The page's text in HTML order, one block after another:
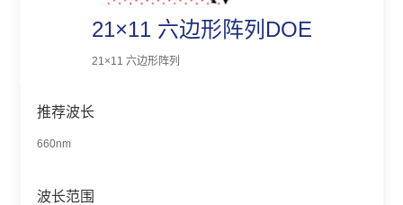
21×11 六边形阵列DOE
21×11 六边形阵列
推荐波长
660nm
波长范围